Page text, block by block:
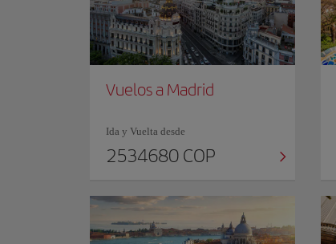
Vuelos a Madrid
Ida y Vuelta desde
2534680 COP